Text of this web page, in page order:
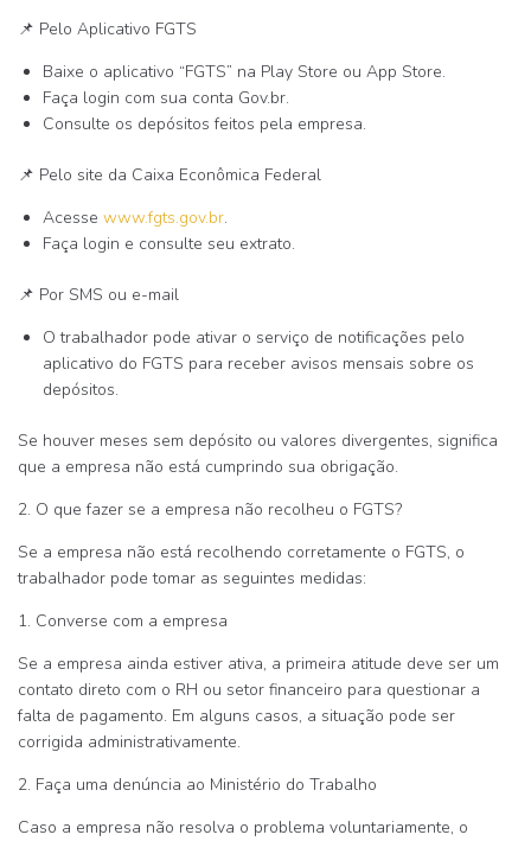
📌 Pelo Aplicativo FGTS
Baixe o aplicativo “FGTS” na Play Store ou App Store.
Faça login com sua conta Gov.br.
Consulte os depósitos feitos pela empresa.
📌 Pelo site da Caixa Econômica Federal
Acesse www.fgts.gov.br.
Faça login e consulte seu extrato.
📌 Por SMS ou e-mail
O trabalhador pode ativar o serviço de notificações pelo
aplicativo do FGTS para receber avisos mensais sobre os
depósitos.
Se houver meses sem depósito ou valores divergentes, significa
que a empresa não está cumprindo sua obrigação.
2. O que fazer se a empresa não recolheu o FGTS?
Se a empresa não está recolhendo corretamente o FGTS, o
trabalhador pode tomar as seguintes medidas:
1. Converse com a empresa
Se a empresa ainda estiver ativa, a primeira atitude deve ser um
contato direto com o RH ou setor financeiro para questionar a
falta de pagamento. Em alguns casos, a situação pode ser
corrigida administrativamente.
2. Faça uma denúncia ao Ministério do Trabalho
Caso a empresa não resolva o problema voluntariamente, o